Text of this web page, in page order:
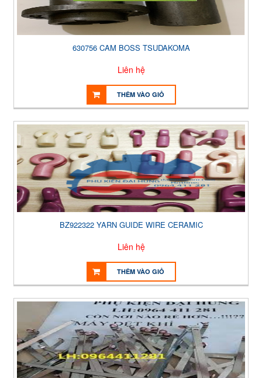
630756 CAM BOSS TSUDAKOMA
Liên hệ
THÊM VÀO GIỎ
BZ922322 YARN GUIDE WIRE CERAMIC
Liên hệ
THÊM VÀO GIỎ